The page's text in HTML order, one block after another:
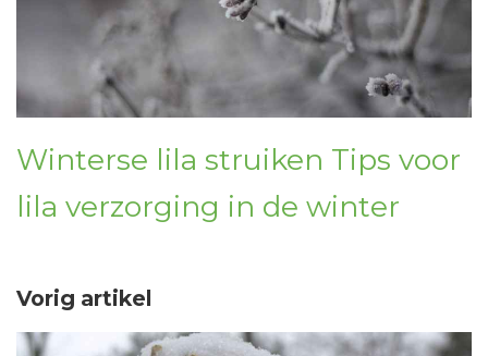
Winterse lila struiken Tips voor
lila verzorging in de winter
Vorig artikel